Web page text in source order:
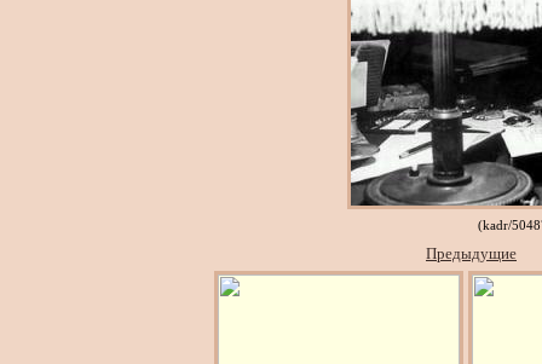
(kadr/
Предыдущие